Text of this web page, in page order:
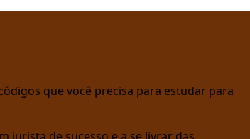
que você precisa para estudar para
jurista de sucesso e a se livrar das